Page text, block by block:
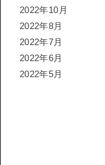
2022年10月
2022年8月
2022年7月
2022年6月
2022年5月